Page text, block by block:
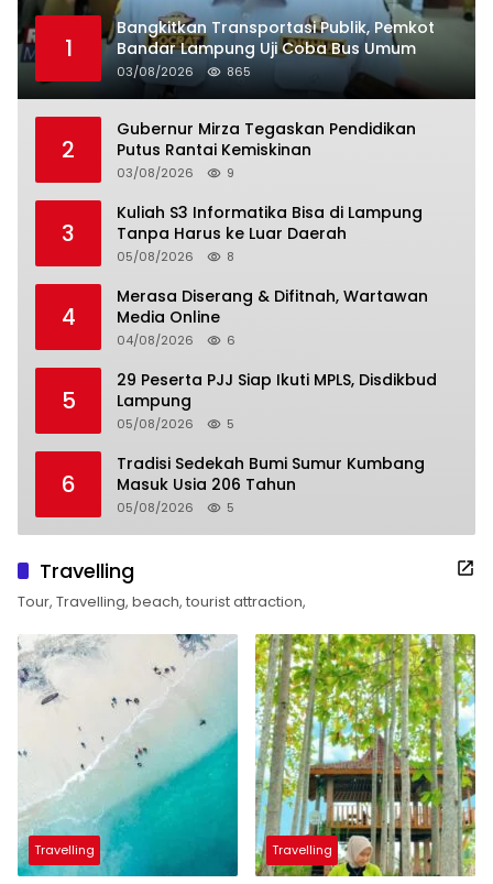
1
Bangkitkan Transportasi Publik, Pemkot
Bandar Lampung Uji Coba Bus Umum
03/08/2026 865
2
Gubernur Mirza Tegaskan Pendidikan
Putus Rantai Kemiskinan
03/08/2026 9
3
Kuliah S3 Informatika Bisa di Lampung
Tanpa Harus ke Luar Daerah
05/08/2026 8
4
Merasa Diserang & Difitnah, Wartawan
Media Online
04/08/2026 6
5
29 Peserta PJJ Siap Ikuti MPLS, Disdikbud
Lampung
05/08/2026 5
6
Tradisi Sedekah Bumi Sumur Kumbang
Masuk Usia 206 Tahun
05/08/2026 5
Travelling
Tour, Travelling, beach, tourist attraction,
Travelling Travelling